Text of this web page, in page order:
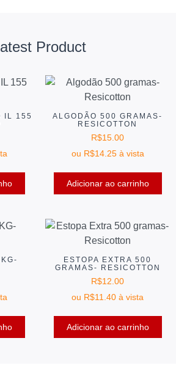
Product
IL 155
ALGODÃO 500 GRAMAS-
RESICOTTON
R$15.00
ou R$14.25 à vista
Adicionar ao carrinho
ESTOPA EXTRA 500
GRAMAS- RESICOTTON
R$12.00
ou R$11.40 à vista
Adicionar ao carrinho